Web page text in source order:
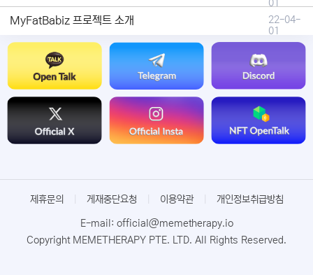
01
MyFatBabiz 프로젝트 소개
22-04-
01
제휴문의 게재중단요청 이용약관 개인정보취급방침
E-mail: official@memetherapy.io
Copyright MEMETHERAPY PTE. LTD. All Rights Reserved.